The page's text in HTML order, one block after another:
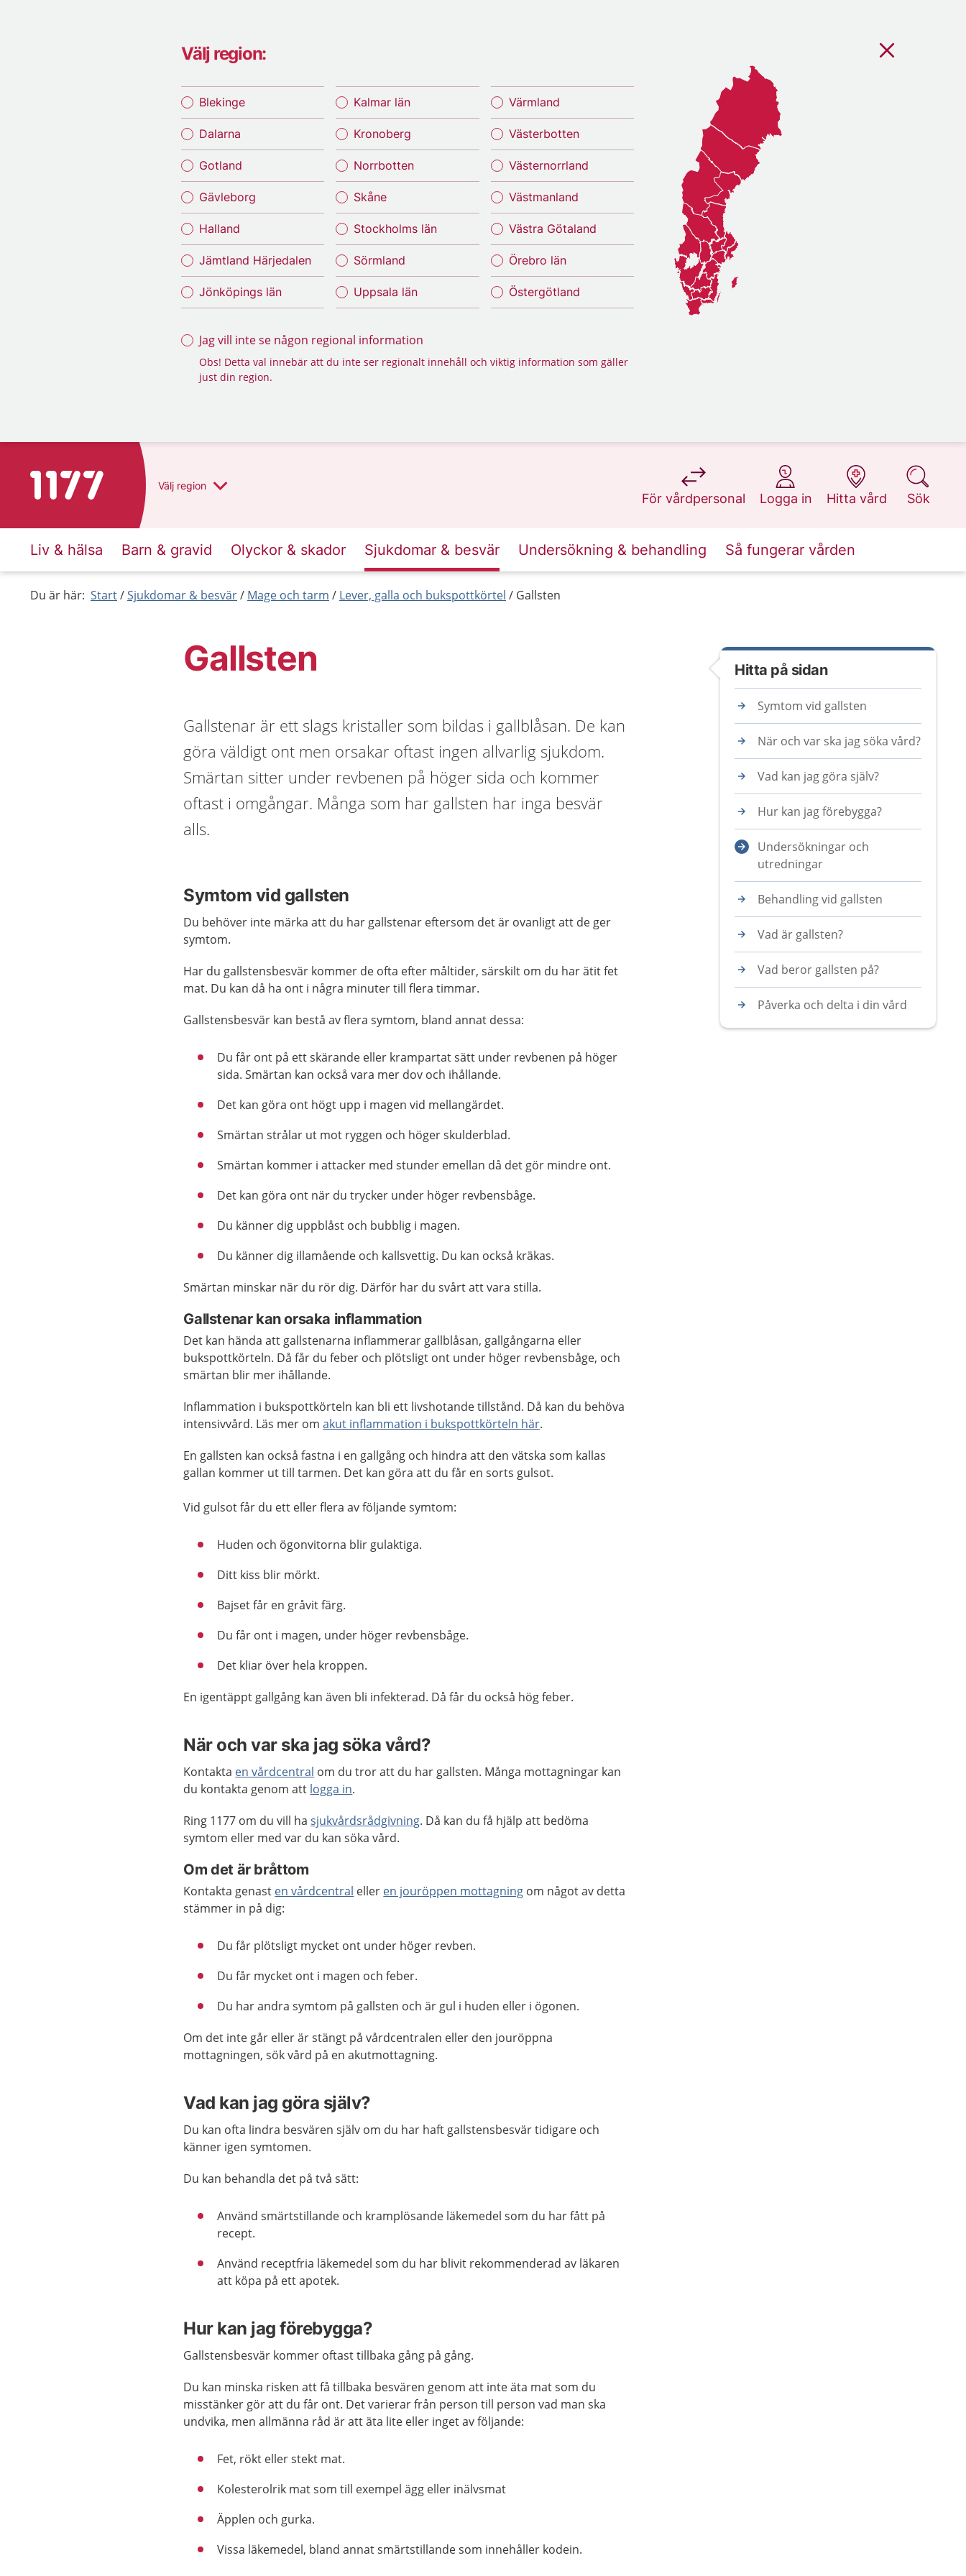
Välj region:
Blekinge
Dalarna
Gotland
Gävleborg
Halland
Jämtland Härjedalen
Jönköpings län
Kalmar län
Kronoberg
Norrbotten
Skåne
Stockholms län
Sörmland
Uppsala län
Värmland
Västerbotten
Västernorrland
Västmanland
Västra Götaland
Örebro län
Östergötland
Jag vill inte se någon regional information
Obs! Detta val innebär att du inte ser regionalt innehåll och viktig information som gäller
just din region.
Till startsidan för 1177 Välj region
För vårdpersonal
på 1177.se
Logga in
på 1177.se
Hitta vård
på 1177.se
Sök
på 1177.se
Liv & hälsa Barn & gravid Olyckor & skador Sjukdomar & besvär Undersökning & behandling Så fungerar vården
Du är här: Start Sjukdomar & besvär Mage och tarm Lever, galla och bukspottkörtel Gallsten
Gallsten
Gallstenar är ett slags kristaller som bildas i gallblåsan. De kan
göra väldigt ont men orsakar oftast ingen allvarlig sjukdom.
Smärtan sitter under revbenen på höger sida och kommer
oftast i omgångar. Många som har gallsten har inga besvär
alls.
Symtom vid gallsten
Du behöver inte märka att du har gallstenar eftersom det är ovanligt att de ger
symtom.
Har du gallstensbesvär kommer de ofta efter måltider, särskilt om du har ätit fet
mat. Du kan då ha ont i några minuter till flera timmar.
Gallstensbesvär kan bestå av flera symtom, bland annat dessa:
Du får ont på ett skärande eller krampartat sätt under revbenen på höger
sida. Smärtan kan också vara mer dov och ihållande.
Det kan göra ont högt upp i magen vid mellangärdet.
Smärtan strålar ut mot ryggen och höger skulderblad.
Smärtan kommer i attacker med stunder emellan då det gör mindre ont.
Det kan göra ont när du trycker under höger revbensbåge.
Du känner dig uppblåst och bubblig i magen.
Du känner dig illamående och kallsvettig. Du kan också kräkas.
Smärtan minskar när du rör dig. Därför har du svårt att vara stilla.
Gallstenar kan orsaka inflammation
Det kan hända att gallstenarna inflammerar gallblåsan, gallgångarna eller
bukspottkörteln. Då får du feber och plötsligt ont under höger revbensbåge, och
smärtan blir mer ihållande.
Inflammation i bukspottkörteln kan bli ett livshotande tillstånd. Då kan du behöva
intensivvård. Läs mer omakut inflammation i bukspottkörteln här.
En gallsten kan också fastna i en gallgång och hindra att den vätska som kallas
gallan kommer ut till tarmen. Det kan göra att du får en sorts gulsot.
Vid gulsot får du ett eller flera av följande symtom:
Huden och ögonvitorna blir gulaktiga.
Ditt kiss blir mörkt.
Bajset får en gråvit färg.
Du får ont i magen, under höger revbensbåge.
Det kliar över hela kroppen.
En igentäppt gallgång kan även bli infekterad. Då får du också hög feber.
När och var ska jag söka vård?
Kontakta en vårdcentral om du tror att du har gallsten. Många mottagningar kan
du kontakta genom att logga in.
Ring 1177 om du vill hasjukvårdsrådgivning. Då kan du få hjälp att bedöma
symtom eller med var du kan söka vård.
Om det är bråttom
Kontakta genast en vårdcentral eller en jouröppen mottagning om något av detta
stämmer in på dig:
Du får plötsligt mycket ont under höger revben.
Du får mycket ont i magen och feber.
Du har andra symtom på gallsten och är gul i huden eller i ögonen.
Om det inte går eller är stängt på vårdcentralen eller den jouröppna
mottagningen, sök vård på en akutmottagning.
Vad kan jag göra själv?
Du kan ofta lindra besvären själv om du har haft gallstensbesvär tidigare och
känner igen symtomen.
Du kan behandla det på två sätt:
Använd smärtstillande och kramplösande läkemedel som du har fått på
recept.
Använd receptfria läkemedel som du har blivit rekommenderad av läkaren
att köpa på ett apotek.
Hur kan jag förebygga?
Gallstensbesvär kommer oftast tillbaka gång på gång.
Du kan minska risken att få tillbaka besvären genom att inte äta mat som du
misstänker gör att du får ont. Det varierar från person till person vad man ska
undvika, men allmänna råd är att äta lite eller inget av följande:
Fet, rökt eller stekt mat.
Kolesterolrik mat som till exempel ägg eller inälvsmat
Äpplen och gurka.
Vissa läkemedel, bland annat smärtstillande som innehåller kodein.
Hitta på sidan
Symtom vid gallsten
När och var ska jag söka vård?
Vad kan jag göra själv?
Hur kan jag förebygga?
Undersökningar och
utredningar
Behandling vid gallsten
Vad är gallsten?
Vad beror gallsten på?
Påverka och delta i din vård